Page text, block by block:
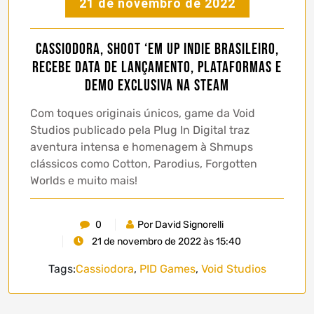
21 de novembro de 2022
Cassiodora, shoot ‘em up indie brasileiro,
recebe data de lançamento, plataformas e
demo exclusiva na Steam
Com toques originais únicos, game da Void
Studios publicado pela Plug In Digital traz
aventura intensa e homenagem à Shmups
clássicos como Cotton, Parodius, Forgotten
Worlds e muito mais!
0
Por David Signorelli
21 de novembro de 2022 às 15:40
Tags:Cassiodora, PID Games, Void Studios